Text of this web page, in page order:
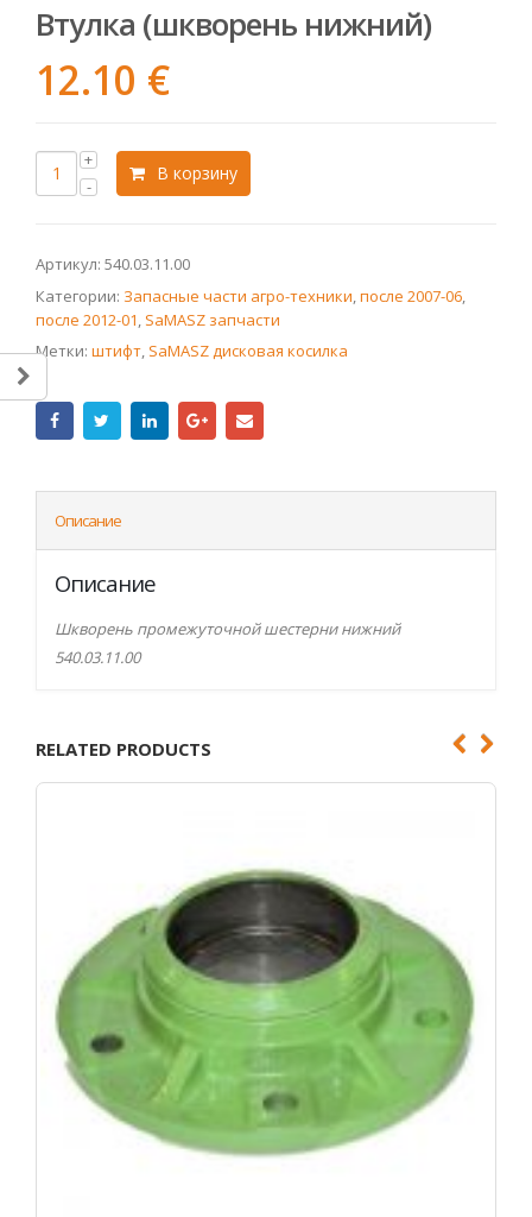
Втулка (шкворень нижний)
12.10 €
В корзину
Артикул: 540.03.11.00
Категории: Запасные части агро-техники,после 2007-06,
после 2012-01, SaMASZ запчасти
Метки: штифт, SaMASZ дисковая косилка
Описание
Описание
Шкворень промежуточной шестерни нижний
540.03.11.00
RELATED PRODUCTS